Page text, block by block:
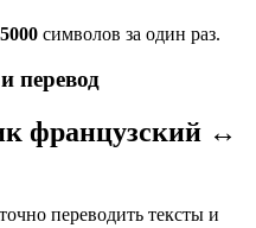
5000 символов за один раз.
перевод
французский ↔
переводить тексты и